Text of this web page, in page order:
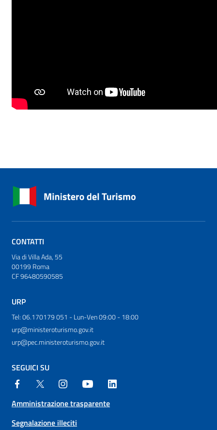
CONTATTI
Via di Villa Ada, 55
00199 Roma
CF 96480590585
URP
Tel: 06.170179 051 - Lun-Ven 09:00 - 18:00
urp@ministeroturismo.gov.it
urp@pec.ministeroturismo.gov.it
SEGUICI SU
Amministrazione trasparente
Segnalazione illeciti